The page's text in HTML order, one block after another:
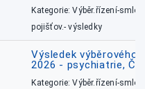
Kategorie: Výběr.řízení-
pojišťov.- výsledky
Výsledek výběrového
2026 - psychiatrie,
Kategorie: Výběr.řízení-